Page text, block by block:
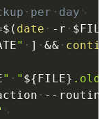
per
day
$( date -r
" ] &&
" " ${FILE}
--